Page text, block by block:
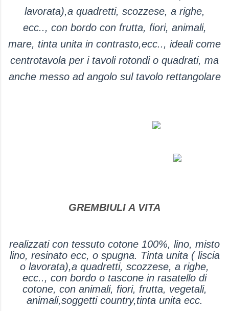
lavorata),a quadretti, scozzese, a righe,
ecc.., con bordo con frutta, fiori, animali,
mare, tinta unita in contrasto,ecc.., ideali come
centrotavola per i tavoli rotondi o quadrati, ma
anche messo ad angolo sul tavolo rettangolare
GREMBIULI A VITA
realizzati con tessuto cotone 100%, lino, misto
lino, resinato ecc, o spugna. Tinta unita ( liscia
o lavorata),a quadretti, scozzese, a righe,
ecc.., con bordo o tascone in rasatello di
cotone, con animali, fiori, frutta, vegetali,
animali,soggetti country,tinta unita ecc.